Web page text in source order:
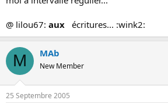
@ lilou67: aux écritures... :wink2:
M MAb
New Member
25 Septembre 2005